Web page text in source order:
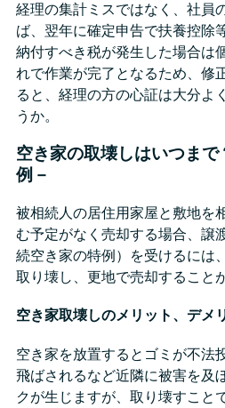
経理の集計ミスではなく、社員
ば、翌年に確定申告で扶養控除
納付すべき税が発生した場合は
れで作業が完了となるため、修
ると、経理の方の心証は大分よ
うか。
空き家の取壊しはいつま
例－
被相続人の居住用家屋と敷地を
む予定がなく売却する場合、譲
続空き家の特例）を受けるには
取り壊し、更地で売却すること
空き家取壊しのメリット、デメ
空き家を放置するとゴミが不法
飛ばされるなど近隣に被害を及
クが生じますが、取り壊すこと